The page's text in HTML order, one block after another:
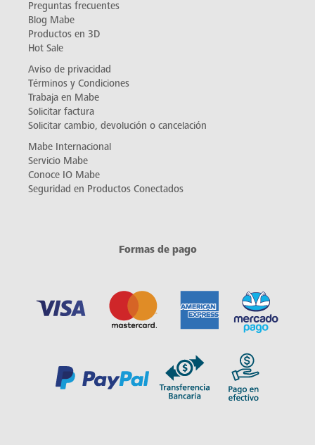
Preguntas frecuentes
Blog Mabe
Productos en 3D
Hot Sale
Aviso de privacidad
Términos y Condiciones
Trabaja en Mabe
Solicitar factura
Solicitar cambio, devolución o cancelación
Mabe Internacional
Servicio Mabe
Conoce IO Mabe
Seguridad en Productos Conectados
Formas de pago